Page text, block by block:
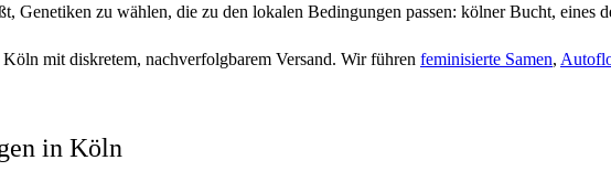
Genetiken zu wählen, die zu den lokalen Bedingungen passen: kölner Bucht, eines
mit diskretem, nachverfolgbarem Versand. Wir führen feminisierte Samen,
in Köln